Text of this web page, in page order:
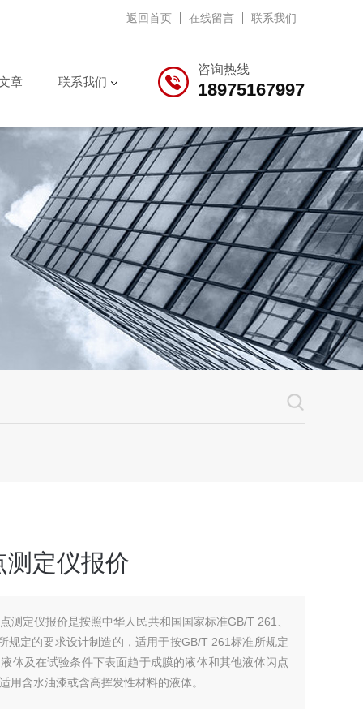
返回首页 在线留言 联系我们
咨询热线
18975167997
章 联系我们
测定仪报价
测定仪报价是按照中华人民共和国国家标准GB/T 261、
规定的要求设计制造的，适用于按GB/T 261标准所规定
体及在试验条件下表面趋于成膜的液体和其他液体闪点
含水油漆或含高挥发性材料的液体。